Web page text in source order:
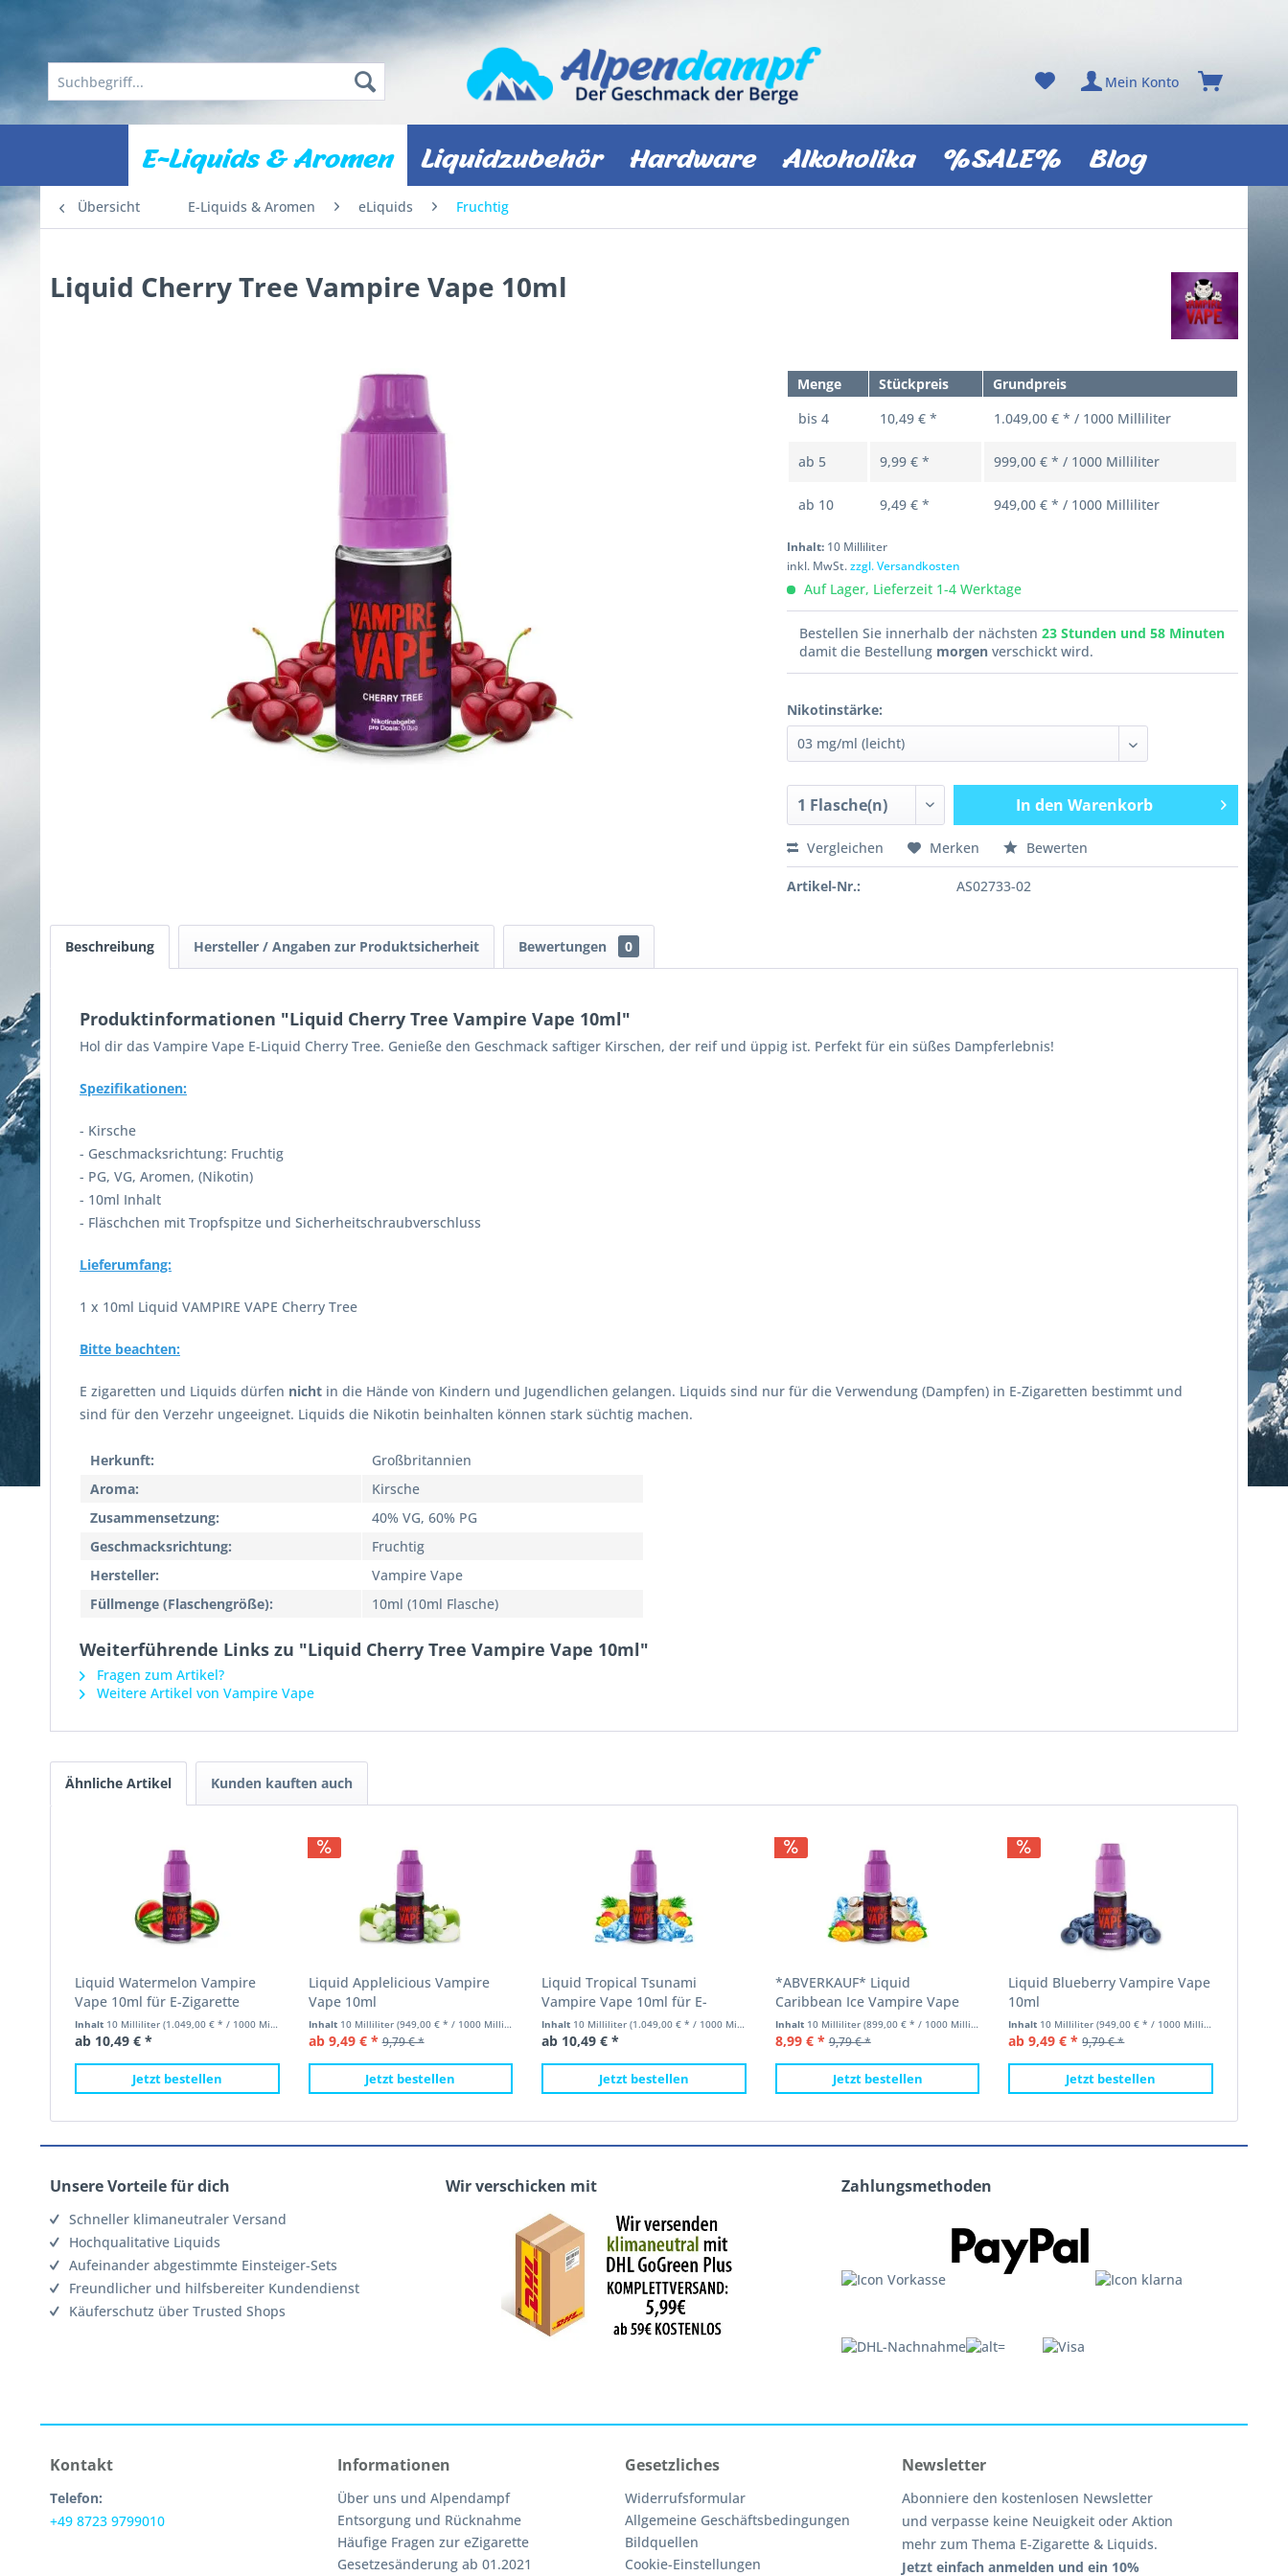
Mein Konto
E-Liquids & Aromen Liquidzubehör Hardware Alkoholika %SALE% Blog
Übersicht E-Liquids & Aromen eLiquids Fruchtig
Liquid Cherry Tree Vampire Vape 10ml
Menge Stückpreis
Grundpreis
bis 4 10,49 € * 1.049,00 € * / 1000 Milliliter
ab 5 9,99 € * 999,00 € * / 1000 Milliliter
ab 10 9,49 € * 949,00 € * / 1000 Milliliter
Inhalt: 10 Milliliter
inkl. MwSt.zzgl. Versandkosten
Auf Lager, Lieferzeit 1-4 Werktage
Bestellen Sie innerhalb der nächsten 23 Stunden und 58 Minuten
damit die Bestellung morgenverschickt wird.
Nikotinstärke:
In den Warenkorb
Vergleichen Merken Bewerten
Artikel-Nr.: AS02733-02
Beschreibung Hersteller / Angaben zur Produktsicherheit Bewertungen 0
Produktinformationen "Liquid Cherry Tree Vampire Vape 10ml"
Hol dir das Vampire Vape E-Liquid Cherry Tree. Genieße den Geschmack saftiger Kirschen, der reif und üppig ist. Perfekt für ein süßes Dampferlebnis!
Spezifikationen:
- Kirsche
- Geschmacksrichtung: Fruchtig
- PG, VG, Aromen, (Nikotin)
- 10ml Inhalt
- Fläschchen mit Tropfspitze und Sicherheitschraubverschluss
Lieferumfang:
1 x 10ml Liquid VAMPIRE VAPE Cherry Tree
Bitte beachten:
E zigaretten und Liquids dürfen nicht in die Hände von Kindern und Jugendlichen gelangen. Liquids sind nur für die Verwendung (Dampfen) in E-Zigaretten bestimmt und
sind für den Verzehr ungeeignet. Liquids die Nikotin beinhalten können stark süchtig machen.
Herkunft:
Großbritannien
Aroma:
Kirsche
Zusammensetzung:
40% VG, 60% PG
Geschmacksrichtung:
Fruchtig
Hersteller:
Vampire Vape
Füllmenge (Flaschengröße):
10ml (10ml Flasche)
Weiterführende Links zu "Liquid Cherry Tree Vampire Vape 10ml"
Fragen zum Artikel?
Weitere Artikel von Vampire Vape
Ähnliche Artikel Kunden kauften auch
Liquid Watermelon Vampire
Vape 10ml für E-Zigarette
Inhalt 10 Milliliter (1.049,00 € * / 1000 Milliliter)
ab 10,49 € *
Jetzt bestellen
Liquid Applelicious Vampire
Vape 10ml
Inhalt 10 Milliliter (949,00 € * / 1000 Milliliter)
ab 9,49 € * 9,79 € *
Jetzt bestellen
Liquid Tropical Tsunami
Vampire Vape 10ml für E-
Zigarette
Inhalt 10 Milliliter(1.049,00 € * / 1000 Milliliter)
ab 10,49 € *
Jetzt bestellen
*ABVERKAUF* Liquid
Caribbean Ice Vampire Vape
10ml
Inhalt 10 Milliliter (899,00 € * / 1000 Milliliter)
8,99 € * 9,79 € *
Jetzt bestellen
Liquid Blueberry Vampire Vape
10ml
Inhalt 10 Milliliter(949,00 € * / 1000 Milliliter)
ab 9,49 € * 9,79 € *
Jetzt bestellen
Unsere Vorteile für dich
Schneller klimaneutraler Versand
Hochqualitative Liquids
Aufeinander abgestimmte Einsteiger-Sets
Freundlicher und hilfsbereiter Kundendienst
Käuferschutz über Trusted Shops
Wir verschicken mit Zahlungsmethoden
Kontakt
Telefon:
+49 8723 9799010
Informationen
Über uns und Alpendampf
Entsorgung und Rücknahme
Häufige Fragen zur eZigarette
Gesetzesänderung ab 01.2021
Gesetzliches
Widerrufsformular
Allgemeine Geschäftsbedingungen
Bildquellen
Cookie-Einstellungen
Newsletter
Abonniere den kostenlosen Newsletter
und verpasse keine Neuigkeit oder Aktion
mehr zum Thema E-Zigarette & Liquids.
Jetzt einfach anmelden und ein 10%